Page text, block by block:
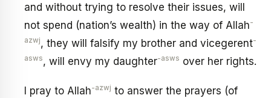
and without trying to resolve their issues, will
not spend (nation’s wealth) in the way of Allah-
azwj, they will falsify my brother and vicegerent-
asws, will envy my daughter-asws over her rights.
I pray to Allah-azwj to answer the prayers (of